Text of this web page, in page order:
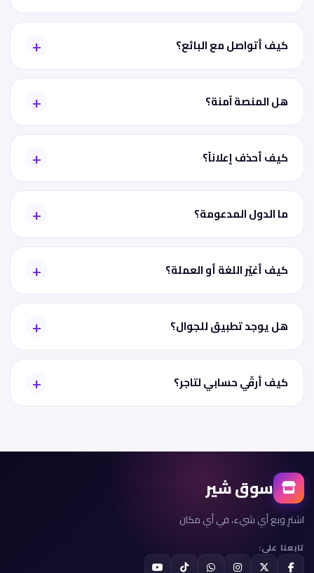
كيف أتواصل مع البائع؟
هل المنصة آمنة؟
كيف أحذف إعلاناً؟
ما الدول المدعومة؟
كيف أغيّر اللغة أو العملة؟
هل يوجد تطبيق للجوال؟
كيف أرقّي حسابي لتاجر؟
سوق شير
اشترِ وبع أي شيء، في أي مكان
تابعنا على: